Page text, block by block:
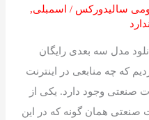
سالیدورکس / اسمبلی,
مدل سه بعدی رایگان
که چه منابعی در اینترنت
صنعتی وجود دارد. یکی از
صنعتی همان گونه که در این